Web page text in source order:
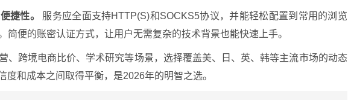
捷性。
服务应全面支持HTTP(S)和SOCKS5协议，并能轻松配置到常用的浏览
简便的账密认证方式，让用户无需复杂的技术背景也能快速上手。
、跨境电商比价、学术研究等场景，选择覆盖美、日、英、韩等主流市场的动态
度和成本之间取得平衡，是2026年的明智之选。